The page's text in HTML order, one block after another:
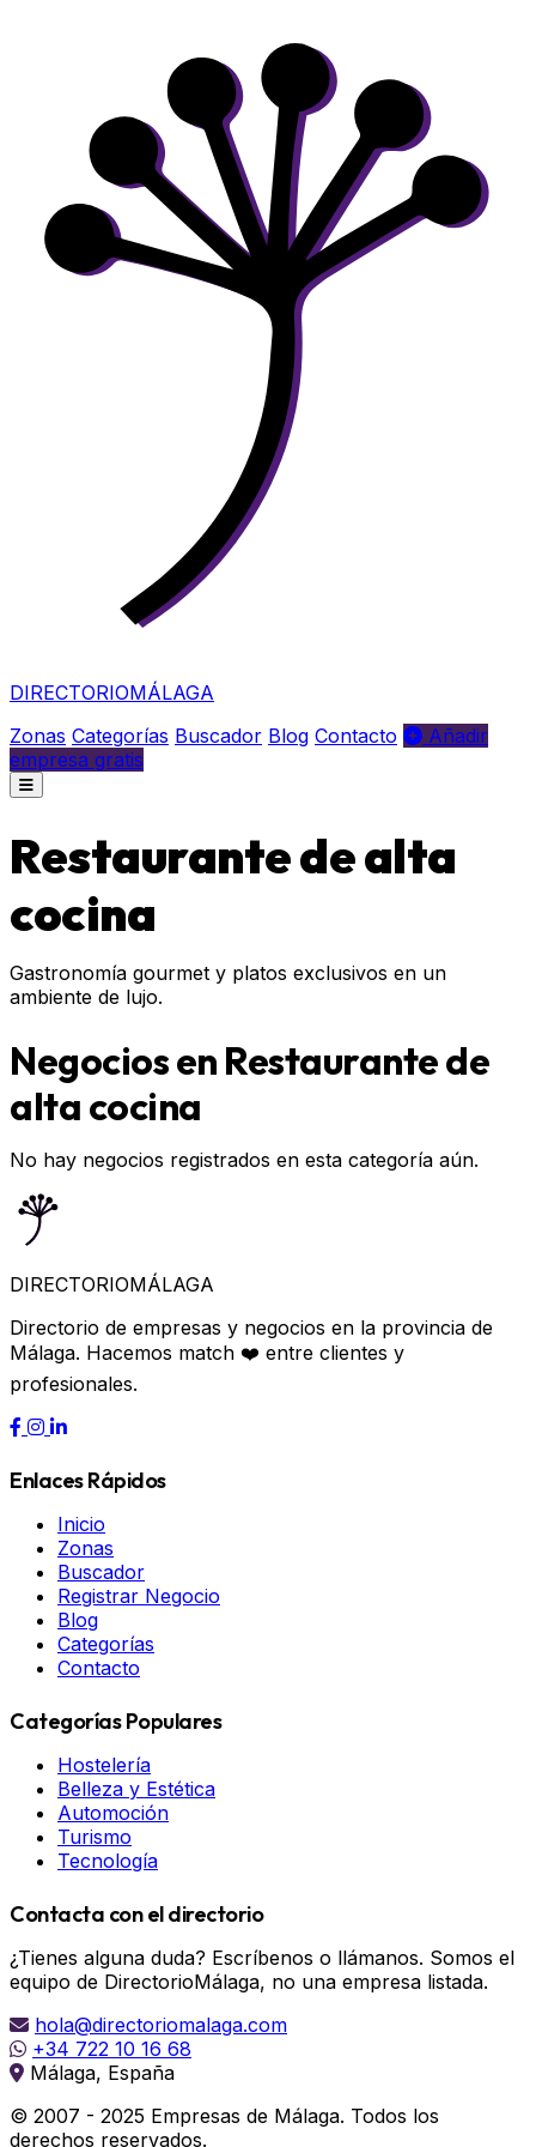
DIRECTORIOMÁLAGA
Zonas Categorías Buscador Blog Contacto
Añadir
empresa gratis
Restaurante de alta
cocina
Gastronomía gourmet y platos exclusivos en un
ambiente de lujo.
Negocios en Restaurante de
alta cocina
No hay negocios registrados en esta categoría aún.
DIRECTORIOMÁLAGA
Directorio de empresas y negocios en la provincia de
Málaga. Hacemos match ❤️ entre clientes y
profesionales.
Enlaces Rápidos
Inicio
Zonas
Buscador
Registrar Negocio
Blog
Categorías
Contacto
Categorías Populares
Hostelería
Belleza y Estética
Automoción
Turismo
Tecnología
Contacta con el directorio
¿Tienes alguna duda? Escríbenos o llámanos. Somos el
equipo de DirectorioMálaga, no una empresa listada.
hola@directoriomalaga.com
+34 722 10 16 68
Málaga, España
© 2007 - 2025 Empresas de Málaga. Todos los
derechos reservados.